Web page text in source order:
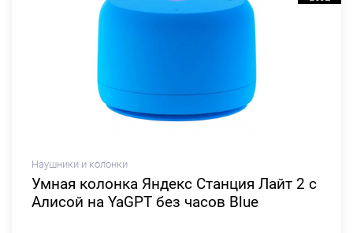
Наушники и колонки
Умная колонка Яндекс Станция Лайт 2 c
Алисой на YaGPT без часов Blue